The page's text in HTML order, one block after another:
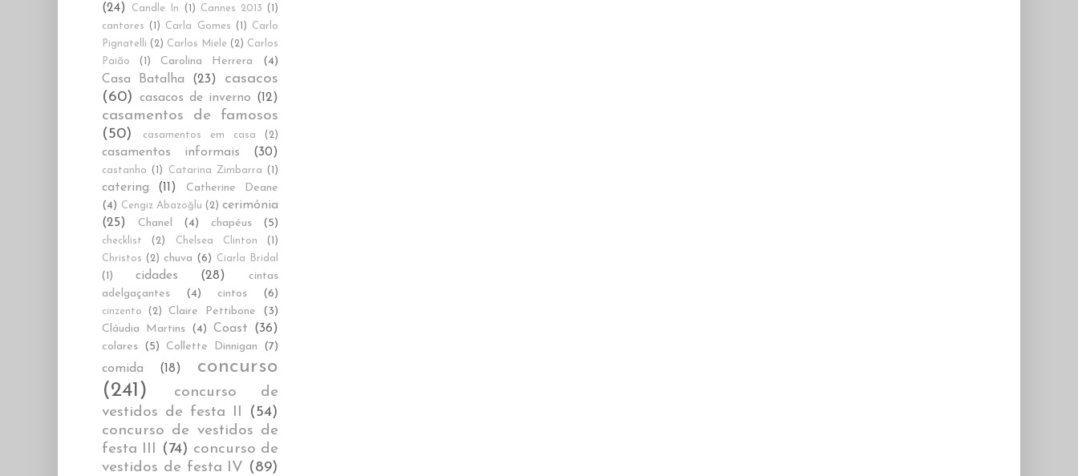
(24)
Candle In (1) Cannes 2013
(1)
cantores
(1) Carla Gomes (1)
Carlo
Pignatelli (2) Carlos Miele (2) Carlos
Paião
(1) Carolina Herrera (4)
Casa Batalha (23)
casacos
(60)
casacos de inverno (12)
casamentos de famosos
(50)
casamentos em casa (2)
casamentos informais (30)
castanho (1) Catarina Zimbarra (1)
catering (11)
Catherine Deane
(4) Cengiz Abazoğlu (2) cerimónia
(25)
Chanel (4) chapéus (5)
checklist (2) Chelsea Clinton
(1)
Christos (2) chuva (6)
Ciarla Bridal
(1)
cidades (28)
cintas
adelgaçantes
(4) cintos (6)
cinzento (2) Claire Pettibone
(3)
Cláudia Martins (4) Coast (36)
colares (5) Collette Dinnigan (7)
comida (18)
concurso
(241)
concurso de
vestidos de festa II
(54)
concurso de vestidos de
festa III
(74) concurso de
vestidos de festa IV (89)